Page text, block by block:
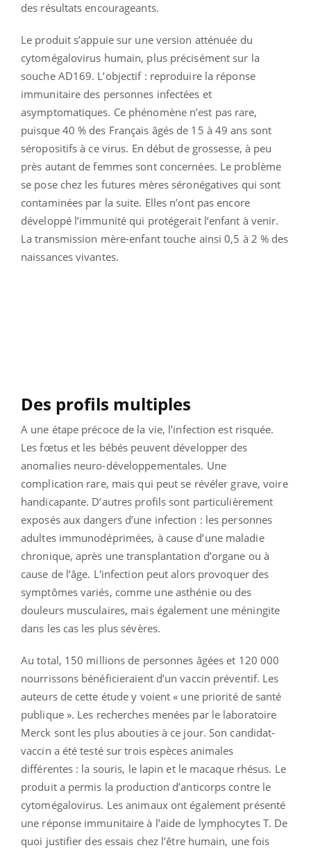
des résultats encourageants.
Le produit s’appuie sur une version atténuée du
cytomégalovirus humain, plus précisément sur la
souche AD169. L’objectif : reproduire la réponse
immunitaire des personnes infectées et
asymptomatiques. Ce phénomène n’est pas rare,
puisque 40 % des Français âgés de 15 à 49 ans sont
séropositifs à ce virus. En début de grossesse, à peu
près autant de femmes sont concernées. Le problème
se pose chez les futures mères séronégatives qui sont
contaminées par la suite. Elles n’ont pas encore
développé l’immunité qui protégerait l’enfant à venir.
La transmission mère-enfant touche ainsi 0,5 à 2 % des
naissances vivantes.
Des profils multiples
A une étape précoce de la vie, l’infection est risquée.
Les fœtus et les bébés peuvent développer des
anomalies neuro-développementales. Une
complication rare, mais qui peut se révéler grave, voire
handicapante. D’autres profils sont particulièrement
exposés aux dangers d’une infection : les personnes
adultes immunodéprimées, à cause d’une maladie
chronique, après une transplantation d’organe ou à
cause de l’âge. L'infection peut alors provoquer des
symptômes variés, comme une asthénie ou des
douleurs musculaires, mais également une méningite
dans les cas les plus sévères.
Au total, 150 millions de personnes âgées et 120 000
nourrissons bénéficieraient d’un vaccin préventif. Les
auteurs de cette étude y voient « une priorité de santé
publique ». Les recherches menées par le laboratoire
Merck sont les plus abouties à ce jour. Son candidat-
vaccin a été testé sur trois espèces animales
différentes : la souris, le lapin et le macaque rhésus. Le
produit a permis la production d’anticorps contre le
cytomégalovirus. Les animaux ont également présenté
une réponse immunitaire à l’aide de lymphocytes T. De
quoi justifier des essais chez l’être humain, une fois